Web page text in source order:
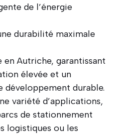
de l’énergie
durabilité maximale
Autriche, garantissant
élevée et un
développement durable.
variété d’applications,
de stationnement
logistiques ou les